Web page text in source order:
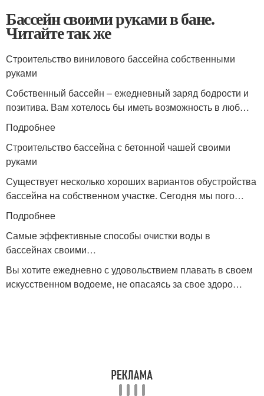
Бассейн своими руками в бане.
Читайте так же
Строительство винилового бассейна собственными
руками
Собственный бассейн – ежедневный заряд бодрости и
позитива. Вам хотелось бы иметь возможность в люб…
Подробнее
Строительство бассейна с бетонной чашей своими
руками
Существует несколько хороших вариантов обустройства
бассейна на собственном участке. Сегодня мы пого…
Подробнее
Самые эффективные способы очистки воды в
бассейнах своими…
Вы хотите ежедневно с удовольствием плавать в своем
искусственном водоеме, не опасаясь за свое здоро…